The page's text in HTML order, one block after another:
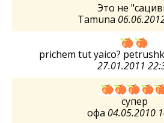
Это не
Tamuna
prichem tut yaico?
27.01.2011
супер
офа 04.05.2010